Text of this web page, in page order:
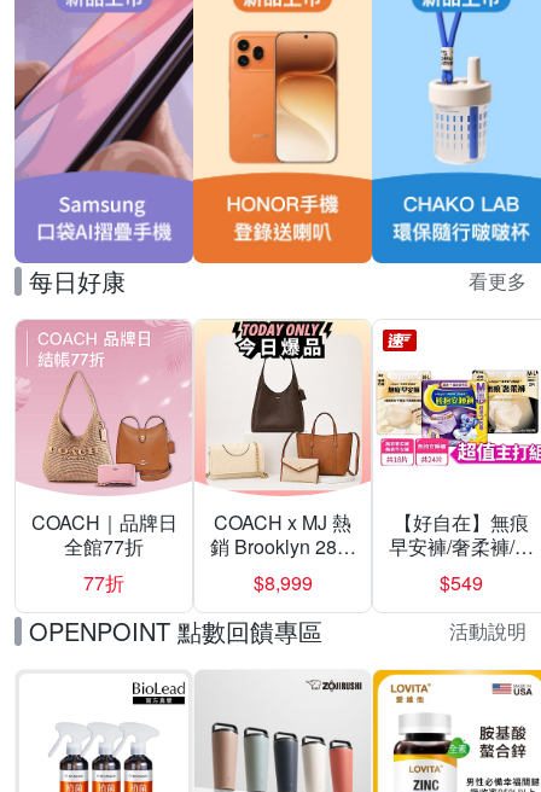
每日好康 看更多
COACH｜品牌日
全館77折
77折
COACH x MJ 熱
銷 Brooklyn 28／
兩用／斜背包均
一價-多款可選
$8,999
【好自在】無痕
早安褲/奢柔褲/熊
抱安睡褲 超值組
任選一組 -生理
褲/衛生棉褲(無痕
褲18片、安睡褲
24片)
$549
OPENPOINT 點數回饋專區 活動說明